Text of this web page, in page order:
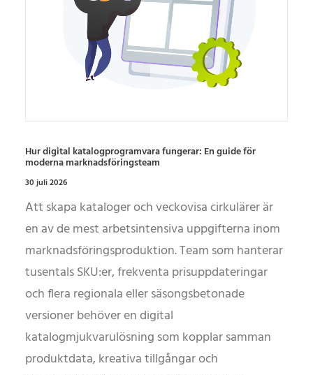
Hur digital katalogprogramvara fungerar: En guide för
moderna marknadsföringsteam
30 juli 2026
Att skapa kataloger och veckovisa cirkulärer är
en av de mest arbetsintensiva uppgifterna inom
marknadsföringsproduktion. Team som hanterar
tusentals SKU:er, frekventa prisuppdateringar
och flera regionala eller säsongsbetonade
versioner behöver en digital
katalogmjukvarulösning som kopplar samman
produktdata, kreativa tillgångar och